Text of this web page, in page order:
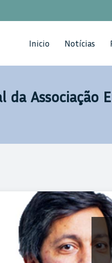
Inicio Notícias
da Associação
da Associação Europeia